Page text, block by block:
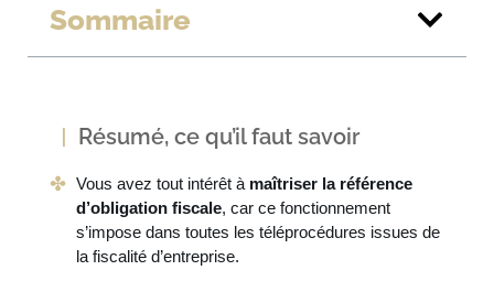
Sommaire
Résumé, ce qu’il faut savoir
Vous avez tout intérêt à maîtriser la référence
d’obligation fiscale, car ce fonctionnement
s’impose dans toutes les téléprocédures issues de
la fiscalité d’entreprise.